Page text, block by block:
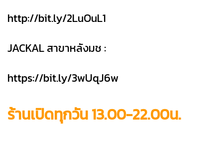
http://bit.ly/2LuOuL1
JACKAL สาขาหลังมช :
https://bit.ly/3wUqJ6w
ร้านเปิดทุกวัน 13.00-22.00น.